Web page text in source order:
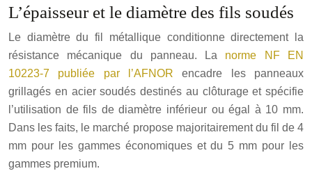
L’épaisseur et le diamètre des fils soudés
Le diamètre du fil métallique conditionne directement la
résistance mécanique du panneau. La norme NF EN
10223-7 publiée par l’AFNOR encadre les panneaux
grillagés en acier soudés destinés au clôturage et spécifie
l’utilisation de fils de diamètre inférieur ou égal à 10 mm.
Dans les faits, le marché propose majoritairement du fil de 4
mm pour les gammes économiques et du 5 mm pour les
gammes premium.